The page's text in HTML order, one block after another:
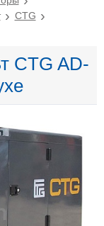
CTG
CTG AD-